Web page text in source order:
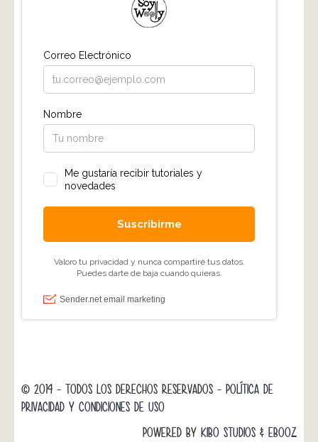
© 2014 - TODOS LOS DERECHOS RESERVADOS - POLÍTICA DE
PRIVACIDAD Y CONDICIONES DE USO
POWERED BY KIBO STUDIOS & EBOOZ